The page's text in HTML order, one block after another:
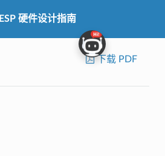
ESP 硬件设计指南
下载 PDF